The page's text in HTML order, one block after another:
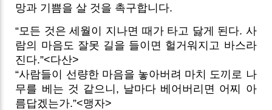
망과 기쁨을 살 것을 촉구합니다.
“모든 것은 세월이 지나면 때가 타고 닳게 된다. 사
람의 마음도 잘못 길을 들이면 헐거워지고 바스라
진다.”<다산>
“사람들이 선량한 마음을 놓아버려 마치 도끼로 나
무를 베는 것 같으니, 날마다 베어버리면 어찌 아
름답겠는가.”<맹자>